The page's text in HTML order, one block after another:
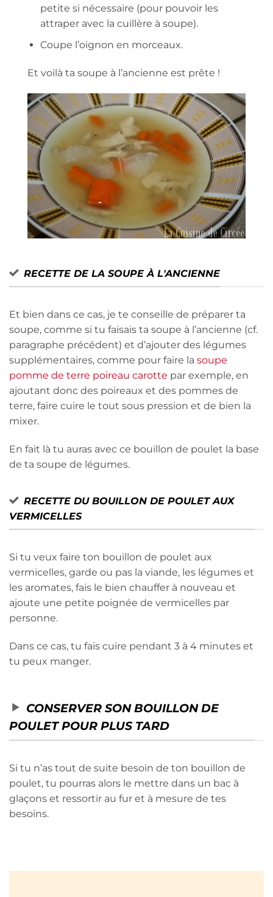
petite si nécessaire (pour pouvoir les
attraper avec la cuillère à soupe).
Coupe l’oignon en morceaux.
Et voilà ta soupe à l’ancienne est prête !
RECETTE DE LA SOUPE À L'ANCIENNE
Et bien dans ce cas, je te conseille de préparer ta
soupe, comme si tu faisais ta soupe à l’ancienne (cf.
paragraphe précédent) et d’ajouter des légumes
supplémentaires, comme pour faire la soupe
pomme de terre poireau carotte par exemple, en
ajoutant donc des poireaux et des pommes de
terre, faire cuire le tout sous pression et de bien la
mixer.
En fait là tu auras avec ce bouillon de poulet la base
de ta soupe de légumes.
RECETTE DU BOUILLON DE POULET AUX
VERMICELLES
Si tu veux faire ton bouillon de poulet aux
vermicelles, garde ou pas la viande, les légumes et
les aromates, fais le bien chauffer à nouveau et
ajoute une petite poignée de vermicelles par
personne.
Dans ce cas, tu fais cuire pendant 3 à 4 minutes et
tu peux manger.
CONSERVER SON BOUILLON DE
POULET POUR PLUS TARD
Si tu n’as tout de suite besoin de ton bouillon de
poulet, tu pourras alors le mettre dans un bac à
glaçons et ressortir au fur et à mesure de tes
besoins.